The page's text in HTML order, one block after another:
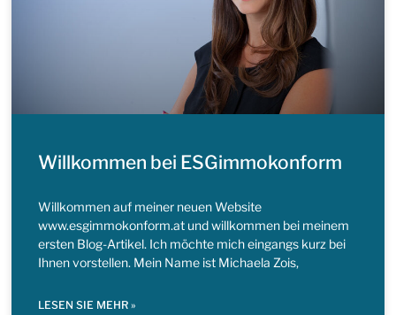
Willkommen bei ESGimmokonform
Willkommen auf meiner neuen Website
www.esgimmokonform.at und willkommen bei meinem
ersten Blog-Artikel. Ich möchte mich eingangs kurz bei
Ihnen vorstellen. Mein Name ist Michaela Zois,
LESEN SIE MEHR »